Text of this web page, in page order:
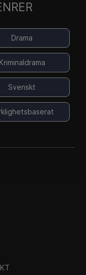
Drama
Kriminaldrama
Svenskt